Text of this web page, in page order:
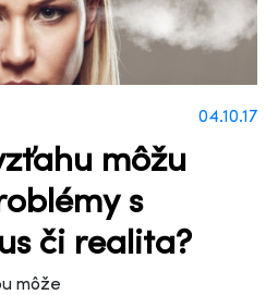
04.10.17
môžu
s
či realita?
môže